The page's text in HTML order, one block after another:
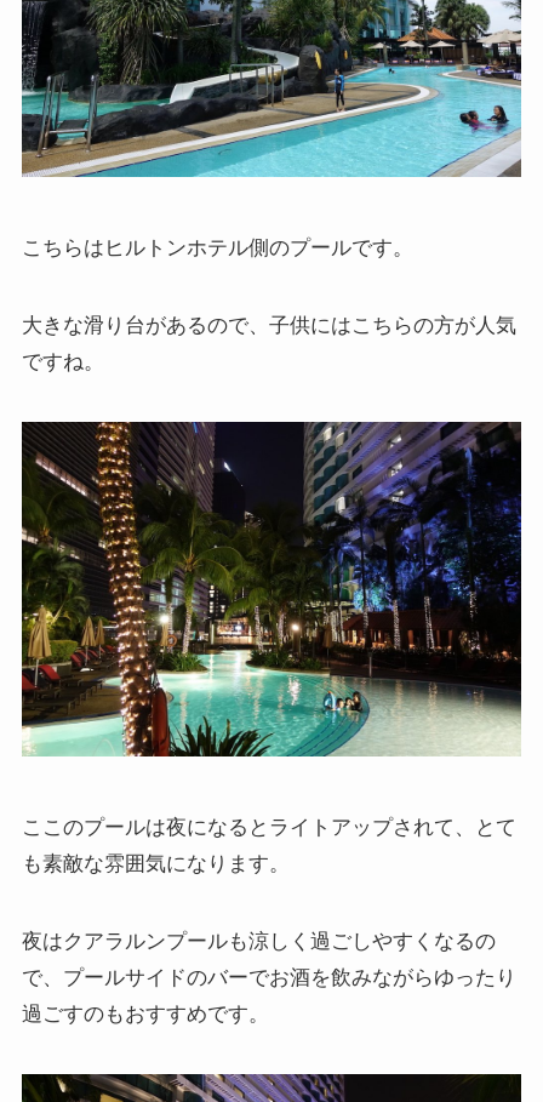
こちらはヒルトンホテル側のプールです。
大きな滑り台があるので、子供にはこちらの方が人気
ですね。
ここのプールは夜になるとライトアップされて、とて
も素敵な雰囲気になります。
夜はクアラルンプールも涼しく過ごしやすくなるの
で、プールサイドのバーでお酒を飲みながらゆったり
過ごすのもおすすめです。